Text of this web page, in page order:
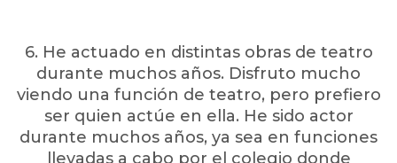
6. He actuado en distintas obras de teatro
durante muchos años. Disfruto mucho
viendo una función de teatro, pero prefiero
ser quien actúe en ella. He sido actor
durante muchos años, ya sea en funciones
llevadas a cabo por el colegio donde